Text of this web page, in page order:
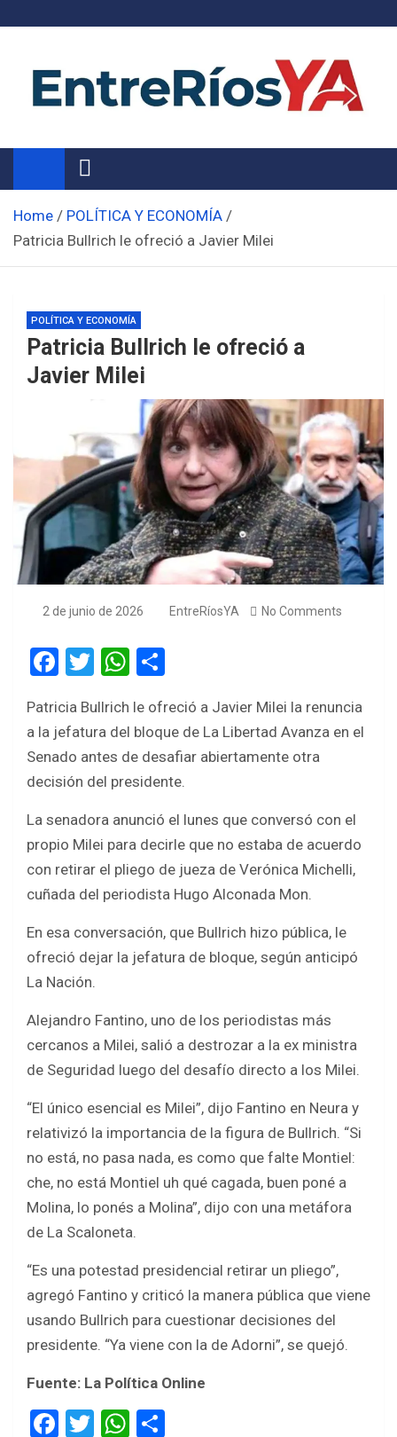
Noticias de Entre Ríos
Información de toda la provincia ahora
Home
POLÍTICA Y ECONOMÍA
Patricia Bullrich le ofreció a Javier Milei
POLÍTICA Y ECONOMÍA
Patricia Bullrich le ofreció a
Javier Milei
2 de junio de 2026 EntreRíosYA No Comments
F
ce
b
o
k
T
tt
er
W
at
s
A
p
ar
e
Patricia Bullrich le ofreció a Javier Milei la renuncia
a la jefatura del bloque de La Libertad Avanza en el
Senado antes de desafiar abiertamente otra
decisión del presidente.
La senadora anunció el lunes que conversó con el
propio Milei para decirle que no estaba de acuerdo
con retirar el pliego de jueza de Verónica Michelli,
cuñada del periodista Hugo Alconada Mon.
En esa conversación, que Bullrich hizo pública, le
ofreció dejar la jefatura de bloque, según anticipó
La Nación.
Alejandro Fantino, uno de los periodistas más
cercanos a Milei, salió a destrozar a la ex ministra
de Seguridad luego del desafío directo a los Milei.
“El único esencial es Milei”, dijo Fantino en Neura y
relativizó la importancia de la figura de Bullrich. “Si
no está, no pasa nada, es como que falte Montiel:
che, no está Montiel uh qué cagada, buen poné a
Molina, lo ponés a Molina”, dijo con una metáfora
de La Scaloneta.
“Es una potestad presidencial retirar un pliego”,
agregó Fantino y criticó la manera pública que viene
usando Bullrich para cuestionar decisiones del
presidente. “Ya viene con la de Adorni”, se quejó.
Fuente: La Política Online
F
T
W